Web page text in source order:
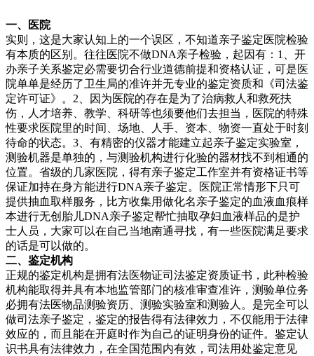
一、医院
实则，这是大家认知上的一个误区，不知道亲子鉴定医院检验
有本质的区别。往往医院不做DNA亲子检验，起因有：1、开
办亲子关系鉴定必需要切合行业道德前提和资格认证，可是医
院单单是经历了卫生局的准许并无专业的鉴定资质和《司法鉴
定许可证》。2、因为医院的存在是为了治病救人和救死扶
伤，人才培养、教学、科研等也须要他们去担当，医院的特殊
性要求医院里的时间、场地、人手、资本、物资一直处于时刻
待命的状态。3、有精密的仪器才能建立起亲子鉴定实验室，
测验机器是单独的，与测验机构进行化验的器材找不到相通的
位置。省级的几家医院，得有亲子鉴定工作室并有资格证书等
保证加持在身方能进行DNA亲子鉴定。医院正常情形下只可
提供抽血取样服务，比方收集用做化名亲子鉴定的血液血痕样
本进行无创胎儿DNA亲子鉴定帮忙抽取孕妇血液样品的是护
士人员，大家可以在自己当地南通寻找，有一些医院满足要求
的话是可以做的。
二、鉴定机构
正规的鉴定机构是拥有法医物证司法鉴定资质证书，此种检验
机构能取得并具有本地监管部门的核准审查准许，测验单位务
必拥有法医物品测验资历、测验实验室和测验人。是完全可以
做司法亲子鉴定，鉴定的报告得有法律效力，不仅能用于法律
效应的，而且能在开庭时作为自己的证明身份的证件。鉴定认
识书具有法律效力，在全国范围内有效，司法用处鉴定意见